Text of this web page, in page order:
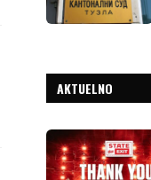
AKTUELNO